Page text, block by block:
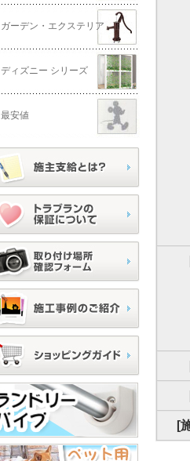
ガーデン・エクステリア
ディズニー シリーズ
最安値
[